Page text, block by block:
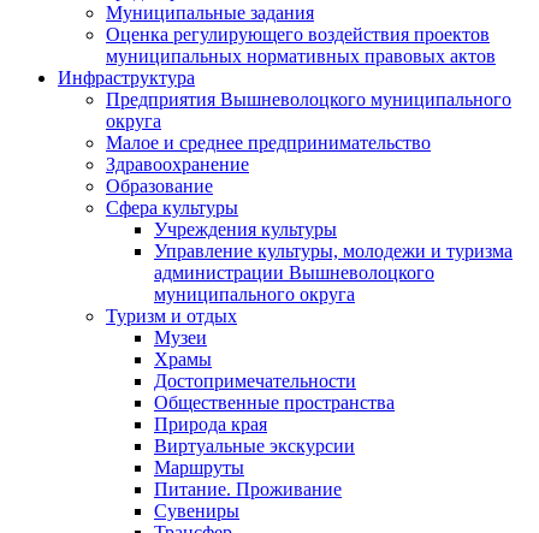
Муниципальные задания
Оценка регулирующего воздействия проектов
муниципальных нормативных правовых актов
Инфраструктура
Предприятия Вышневолоцкого муниципального
округа
Малое и среднее предпринимательство
Здравоохранение
Образование
Сфера культуры
Учреждения культуры
Управление культуры, молодежи и туризма
администрации Вышневолоцкого
муниципального округа
Туризм и отдых
Музеи
Храмы
Достопримечательности
Общественные пространства
Природа края
Виртуальные экскурсии
Маршруты
Питание. Проживание
Сувениры